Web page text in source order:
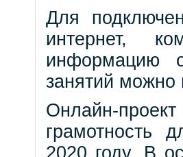
Для
интернет,
информацию
занятий можно
Онлайн-
грамотность